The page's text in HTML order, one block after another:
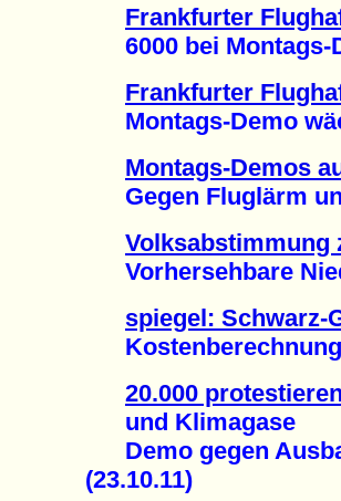
Frankfurter
6000 bei Montags-
Frankfurter
Montags-Demo
Montags-Demos
Gegen Fluglärm
Volksabstimmung
Vorhersehbare
spiegel: Schwarz-
Kostenberechnung
20.000
und Klimagase
Demo gegen
(23.10.11)